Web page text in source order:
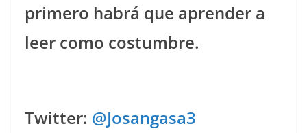
primero habrá que aprender a
leer como costumbre.
Twitter: @Josangasa3